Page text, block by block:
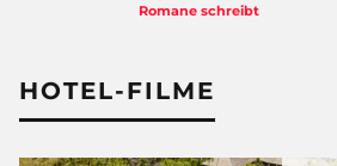
Romane schreibt
HOTEL-FILME